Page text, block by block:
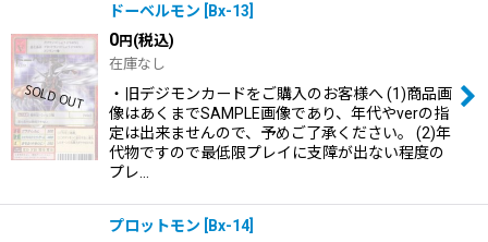
ドーベルモン Bx-13
0円(税込)
在庫なし
・旧デジモンカードをご購入のお客様へ (1)商品画
像はあくまでSAMPLE画像であり、年代やverの指
定は出来ませんので、予めご了承ください。 (2)年
代物ですので最低限プレイに支障が出ない程度の
プレ…
プロットモン Bx-14]